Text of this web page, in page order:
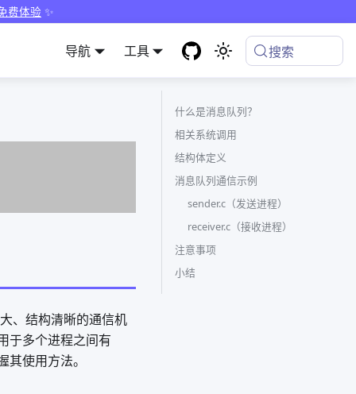
费体验 ✨
导航 工具 搜索
、结构清晰的通信机
于多个进程之间有
使用方法。
什么是消息队列？
相关系统调用
结构体定义
消息队列通信示例
sender.c（发送进程）
receiver.c（接收进程）
注意事项
小结